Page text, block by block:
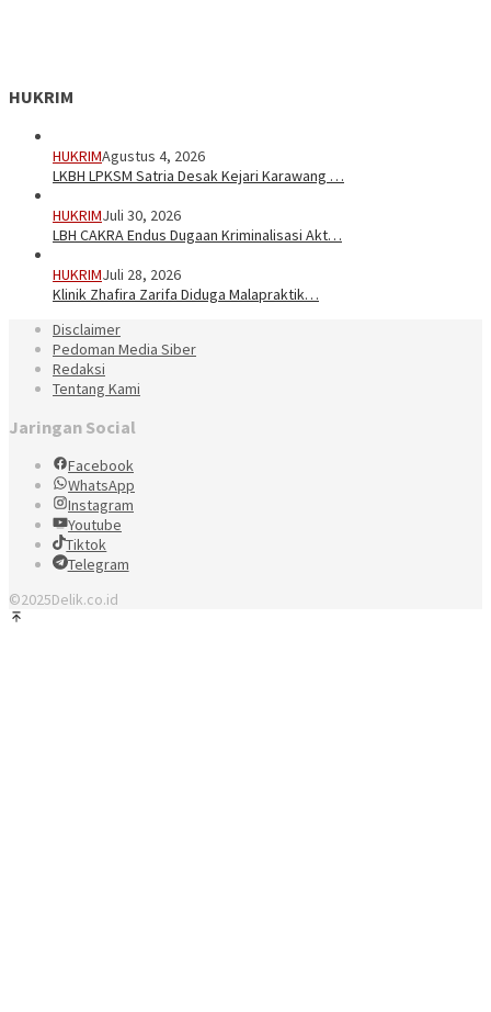
HUKRIM
HUKRIMAgustus 4, 2026
LKBH LPKSM Satria Desak Kejari Karawang …
HUKRIMJuli 30, 2026
LBH CAKRA Endus Dugaan Kriminalisasi Akt…
HUKRIMJuli 28, 2026
Klinik Zhafira Zarifa Diduga Malapraktik…
Disclaimer
Pedoman Media Siber
Redaksi
Tentang Kami
Jaringan Social
Facebook
WhatsApp
Instagram
Youtube
Tiktok
Telegram
©2025Delik.co.id